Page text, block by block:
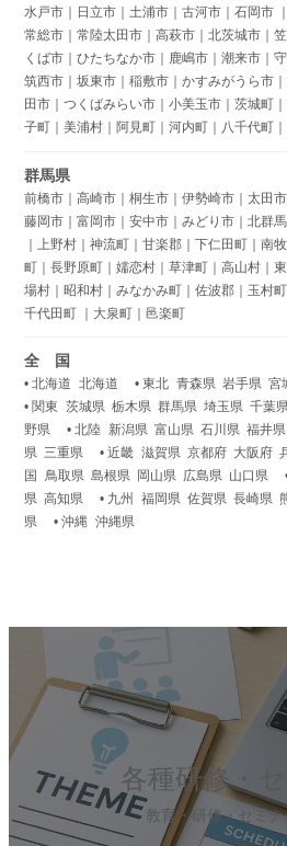
水戸市｜日立市｜土浦市｜古河市｜石岡市
常総市｜常陸太田市｜高萩市｜北茨城市｜
くば市｜ひたちなか市｜鹿嶋市｜潮来市｜
筑西市｜坂東市｜稲敷市｜かすみがうら市
田市｜つくばみらい市｜小美玉市｜茨城町
子町｜美浦村｜阿見町｜河内町｜八千代町
群馬県
前橋市｜高崎市｜桐生市｜伊勢崎市｜太田
藤岡市｜富岡市｜安中市｜みどり市｜北群
｜上野村｜神流町｜甘楽郡｜下仁田町｜南
町｜長野原町｜嬬恋村｜草津町｜高山村｜
場村｜昭和村｜みなかみ町｜佐波郡｜玉村
千代田町 ｜大泉町｜邑楽町
全 国
• 北海道 北海道 • 東北 青森県 岩手県
• 関東 茨城県 栃木県 群馬県 埼玉県 千葉
野県 • 北陸 新潟県 富山県 石川県 福井
県 三重県 • 近畿 滋賀県 京都府 大阪府
国 鳥取県 島根県 岡山県 広島県 山口県
県 高知県 • 九州 福岡県 佐賀県 長崎県
県 • 沖縄 沖縄県
各種研修・セ
教育・研修・セミナ
ン